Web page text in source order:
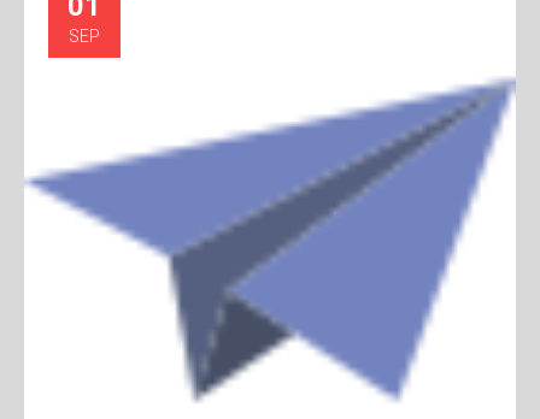
SEP